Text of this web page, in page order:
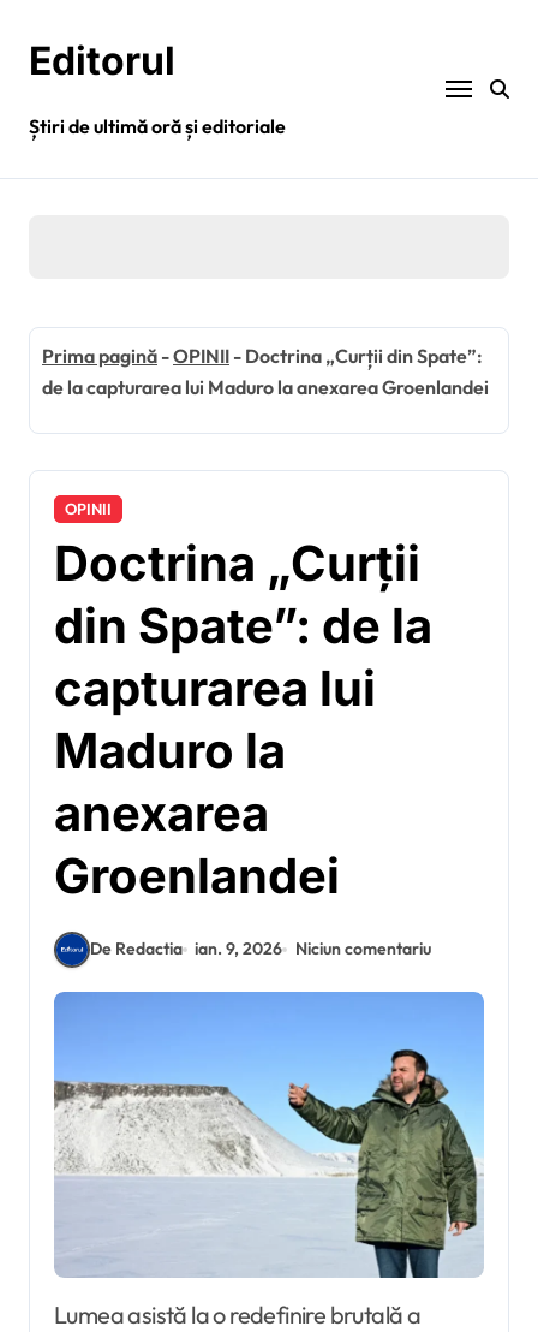
conținutEditorul
Știri de ultimă oră și editoriale
Prima pagină -OPINII - Doctrina „Curții din Spate”:
de la capturarea lui Maduro la anexarea Groenlandei
OPINII
Doctrina „Curții
din Spate”: de la
capturarea lui
Maduro la
anexarea
Groenlandei
De Redactia ian. 9, 2026 Niciun comentariu
Lumea asistă la o redefinire brutală a